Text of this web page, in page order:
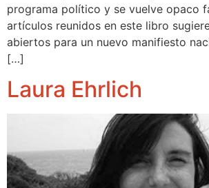
programa político y se vuelve opaco
artículos reunidos en este libro
abiertos para un nuevo manifiesto
[…]
Laura Ehrlich